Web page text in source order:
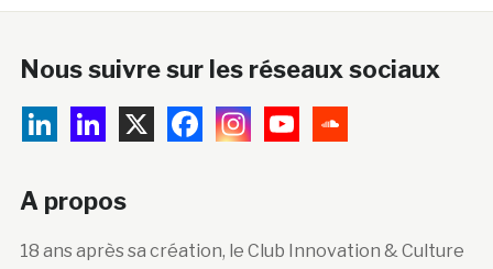
Nous suivre sur les réseaux sociaux
A propos
18 ans après sa création, le Club Innovation & Culture